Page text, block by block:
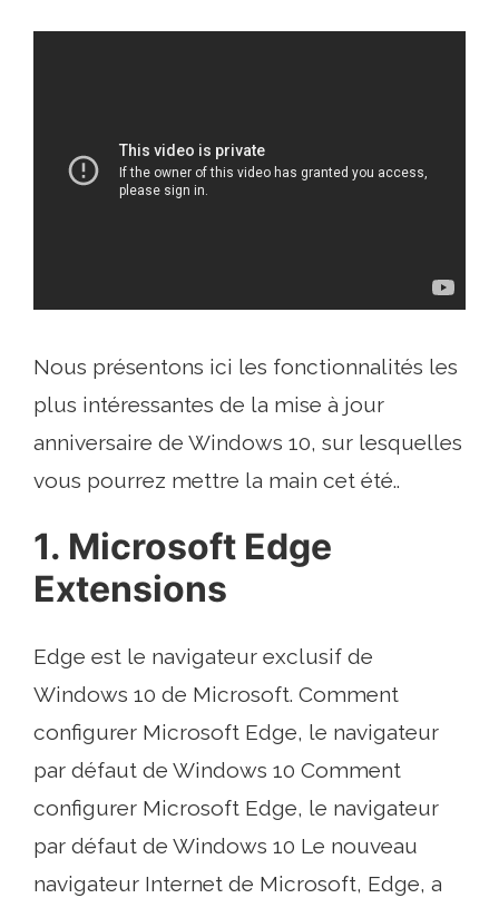
Nous présentons ici les fonctionnalités les
plus intéressantes de la mise à jour
anniversaire de Windows 10, sur lesquelles
vous pourrez mettre la main cet été..
1. Microsoft Edge
Extensions
Edge est le navigateur exclusif de
Windows 10 de Microsoft. Comment
configurer Microsoft Edge, le navigateur
par défaut de Windows 10 Comment
configurer Microsoft Edge, le navigateur
par défaut de Windows 10 Le nouveau
navigateur Internet de Microsoft, Edge, a